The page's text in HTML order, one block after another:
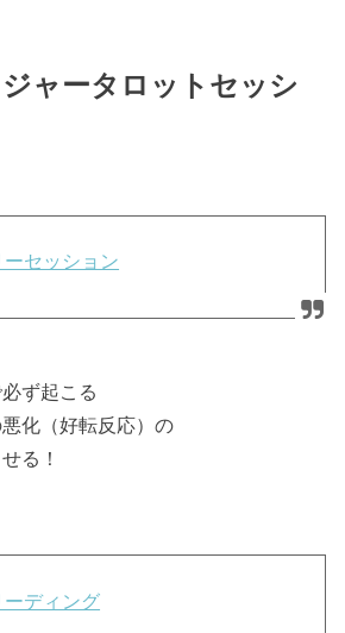
ジャータロットセッシ
セッション
ず起こる
化（好転反応）の
る！
ディング